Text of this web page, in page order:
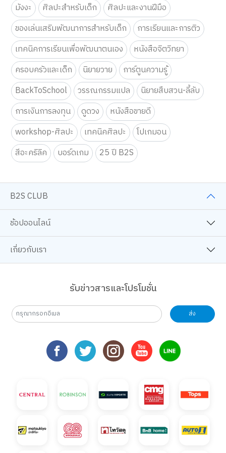
จอยทุก Gen ยกโรงเรียน
แบบฟอร์มลงทะเบียนการแข่ง
เตรียมพบกับกิจกรร
เตรียมพบกับกิจกรรม New Trainer Journey On Tour !!แบบฟอร์มลงทะเบี
เตรียมพ
แบบฟอร์มลงทะเบียนการแข่งขัน Siam Board Games Cafe ประจำเดือ
แบบฟอร์
9 10 11 12 13 14
“Joyful Frame” Art Workshop ดีไซน์เฟรมการ์ด ชิ้นเดียวในโลก เติมเ
B2S Gift Wrapping Design contest 2026 LIVE Playful:
B2S Gift Wrapping Design contest 2026
B2S Gift Wrapping Design contest
B2S Gift Wrapping Design
B2S Gift
B2S Gift Wrapping Design contest 2026 LIVE Playful: ส่งมอบควา
กิจกรรม สไลม์เลิฟปาร์ตี้ ปั้นสนุกสุดมุ้งมิ้ง - Magical SLIME
กิจกรรม สไลม์เลิฟปาร์ตี้ ปั้นสนุกสุดมุ้งมิ้ง - Magical
กิจกรรม สไลม์เลิฟปาร์ตี้ ปั้นสนุกสุดมุ้งมิ้ง
กิจกรรม Stitch Studio - เส
กิจกรรม Stitch
การแข่งขันเกม คอมโบคนปราสาท SiamBoard Games Cafe ประจำเ
จอยทุก Gen ยกโรงเรียน
จอยทุก Gen ยกโรงเรียน
จอยทุก Gen ยกโรงเรียน
กิจกรรม สไลม์เลิฟปาร์ตี้ ปั้นส
กิจกรรม สไลม์เลิฟ
กิจกรรม
กิจกรรม Mother&#039;s Day Slime – ทำสไลม์วันแม่
เตรียมพบกับกิจกรรม New Trainer Journey On Tour !!
เตรียมพบกับกิจกรรม New Trainer Journey On
เตรียมพบกับกิจกรรม New Trainer
จอยทุก Gen ยกโรงเรียน
จอยทุก Gen ยกโรง
กิจกรรม
กิจกรรม Stitch Studio - เสกสรรผ้าผืนงาม ด้วยจักรเย็บผ้าคู่ใจ
แบบฟอร์มลงทะเบียนการแข่งขัน Siam Board Games Cafe
แบบฟอร์มลงทะเบียนการแข่งขัน Siam Board
แบบฟอร์มลงทะเบียนการแข่งขัน Siam
เตรียมพบกับกิจกรรม New
กิจกรรม Story &amp; Craft – ฟังนิทาน พร้อม DIY สุดสร้างสรรค์
ประกาศรายชื่อ 30 ผู้โชคดี กิจกรรม
แบบฟอร์มลงทะเบียนการแข่ง
กิจกรรม สไลม์เลิฟปาร์ตี้ ปั้นสนุกสุดมุ้งมิ้ง - Magical SLIME LOVE
จอยทุก Gen ยกโรงเรียน
เตรียมพบกับกิจกรรม New Trainer Journey On Tour !!
แบบฟอร์มลงทะเบียนการแข่งขัน Siam Board Games Cafe ประจำเดือ
16 17 18 19 20 21 22
B2S Gift Wrapping Design contest 2026 LIVE Playful: ส่งมอบควา
B2S Gift Wrapping Design contest 2026 LIVE Playful:
B2S Gift Wrapping Design contest 2026
B2S Gift Wrapping Design contest
B2S Gift Wrapping
B2S Gift B2S
กิจกรรม Stitch Studio - เสกสรรผ้าผืนงาม ด้วยจักรเย็บผ้าคู่ใจ
กิจกรรม สไลม์เลิฟปาร์ตี้ ปั้นสนุกสุดมุ้งมิ้ง - Magical SLIME
กิจกรรม สไลม์เลิฟปาร์ตี้ ปั้นสนุกสุดมุ้งมิ้ง - Magical SLIME LOVE
จอยทุก Gen ยกโรงเรียน เตรียมพบกับกิจกรรม New
เตรียมพบกับกิจกร
กิจกรร
จอยทุก Gen ยกโรงเรียน
เตรียมพบกับกิจกรรม New Trainer Journey On Tour !!
เตรียมพบกับกิจกรรม New Trainer Journey On
เตรียมพบกับกิจกรรม New Trainer
แบบฟอร์มลงทะเบียนการแข่ง
แบบฟอร์มลงทะเบี
จอยทุก
เตรียมพบกับกิจกรรม New Trainer Journey On Tour !!
แบบฟอร์มลงทะเบียนการแข่งขัน Siam Board Games Cafe
แบบฟอร์มลงทะเบียนการแข่งขัน Siam Board
แบบฟอร์มลงทะเบียนการแข่งขัน Siam
เตรียม
แบบฟอร์มลงทะเบียนการแข่งขัน Siam Board Games Cafe ประจำเดือ
แบบฟอร์
B2S Gift Wrapping Design contest 2026 LIVE Playful: ส่งมอบคว
B2S Gift Wrapping Design contest 2026 LIVE Playful:
B2S Gift Wrapping Design contest 2026
B2S Gift Wrapping Design contest
B2S Gift Wrapping
การแข่งขันเกม คอมโบคนปราสาท SiamBoard Games Cafe ประจำเ
กิจกรรม สไลม์เลิฟปาร์ตี้ ปั้นสนุกสุดมุ้งมิ้ง - Magical SLIME
กิจกรรม สไลม์เลิฟปาร์ตี้ ปั้นสนุกสุดมุ้งมิ้ง - Magical
กิจกรรม สไลม์เลิฟปาร์ตี้ ปั้นสนุกสุดมุ้งมิ้ง
กิจกรรม สไลม์เลิฟปาร์ตี้ ปั้นส
กิจกรรม สไลม์เลิ
การแข่ง
กิจกรรม สไลม์เลิฟปาร์ตี้ ปั้นสนุกสุดมุ้งมิ้ง - Magical SLIME LOVE
จอยทุก Gen ยกโรงเรียนจอยทุก Gen ยกโรงเรียนจอยทุก Gen ยกโรงเรียน
จอยทุก Gen ยกโรง
กิจกรร
จอยทุก Gen ยกโรงเรียน
เตรียมพบกับกิจกรรม New Trainer Journey On Tour !!
เตรียมพบกับกิจกรรม New Trainer Journey On
เตรียมพบกับกิจกรรม New Trainer
เตรียมพบกับกิจกรรม New
เตรียมพบกับกิจกร
จอยทุก
เตรียมพบกับกิจกรรม New Trainer Journey On Tour !!
แบบฟอร์มลงทะเบียนการแข่งขัน Siam Board Games Cafe
แบบฟอร์มลงทะเบียนการแข่งขัน Siam Board
แบบฟอร์มลงทะเบียนการแข่งขัน Siam
แบบฟอร์มลงทะเบียนการแข่ง
แบบฟอร์มลงทะเบี
แบบฟอร์มลงทะเบียนการแข่งขัน Siam Board Games Cafe ประจำเดื
31 1
การแข่งขันเกม คอมโบคนปราสาท SiamBoard Games Cafe ประจำเ
กิจกรรม สไลม์เลิฟปาร์ตี้ ปั้นสนุกสุดมุ้งมิ้ง - Magical SLIME
กิจกรรม สไลม์เลิฟปาร์ตี้ ปั้นสนุกสุดมุ้งมิ้ง -
กิจกรรม สไลม์เลิฟปาร์ตี้ ปั้นสนุกสุดมุ้งมิ้ง
กิจกรรม สไลม์เลิฟปาร์ตี้ ปั้น
กิจกรรม สไลม์เลิ
กิจกรรม
การแข่งขันเกม คอมโบคนปราสาท SiamBoard Games Cafe ประจำเดื
จอยทุก Gen ยกโรงเรียน
เตรียมพบกับกิจกรรม New Trainer Journey On
เตรียมพบกับกิจกรรม New Trainer
เตรียมพบกับกิจกรรม New
เตรียมพบกับกิจกร
เตรียมพ
จอยทุก Gen ยกโรงเรียน
เตรียมพบกับกิจกรรม New Trainer Journey On Tour !!
มังงะ
ศิลปะสำหรับเด็ก
ศิลปะและงานฝีมือ
ของเล่นเสริมพัฒนาการสำหรับเด็ก
การเรียนและการติว
เทคนิคการเรียนเพื่อพัฒนาตนเอง
หนังสือจิตวิทยา
ครอบครัวและเด็ก
นิยายวาย
การ์ตูนความรู้
BackToSchool
วรรณกรรมแปล
นิยายสืบสวน-ลี้ลับ
การเงินการลงทุน
ดูดวง
หนังสือขายดี
workshop-ศิลปะ
เทคนิคศิลปะ
โปเกมอน
สีอะคริลิค
บอร์ดเกม 25 ปี B2S
B2S CLUB
ช้อปออนไลน์
เกี่ยวกับเรา
รับข่าวสารและโปรโมชั่น
ส่ง